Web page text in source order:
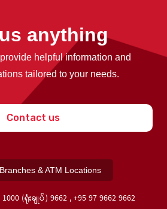
anything
helpful information and
tailored to your needs.
Contact us
& ATM Locations
(ရုံးချုပ်) 9662 , +95 97 9662 9662